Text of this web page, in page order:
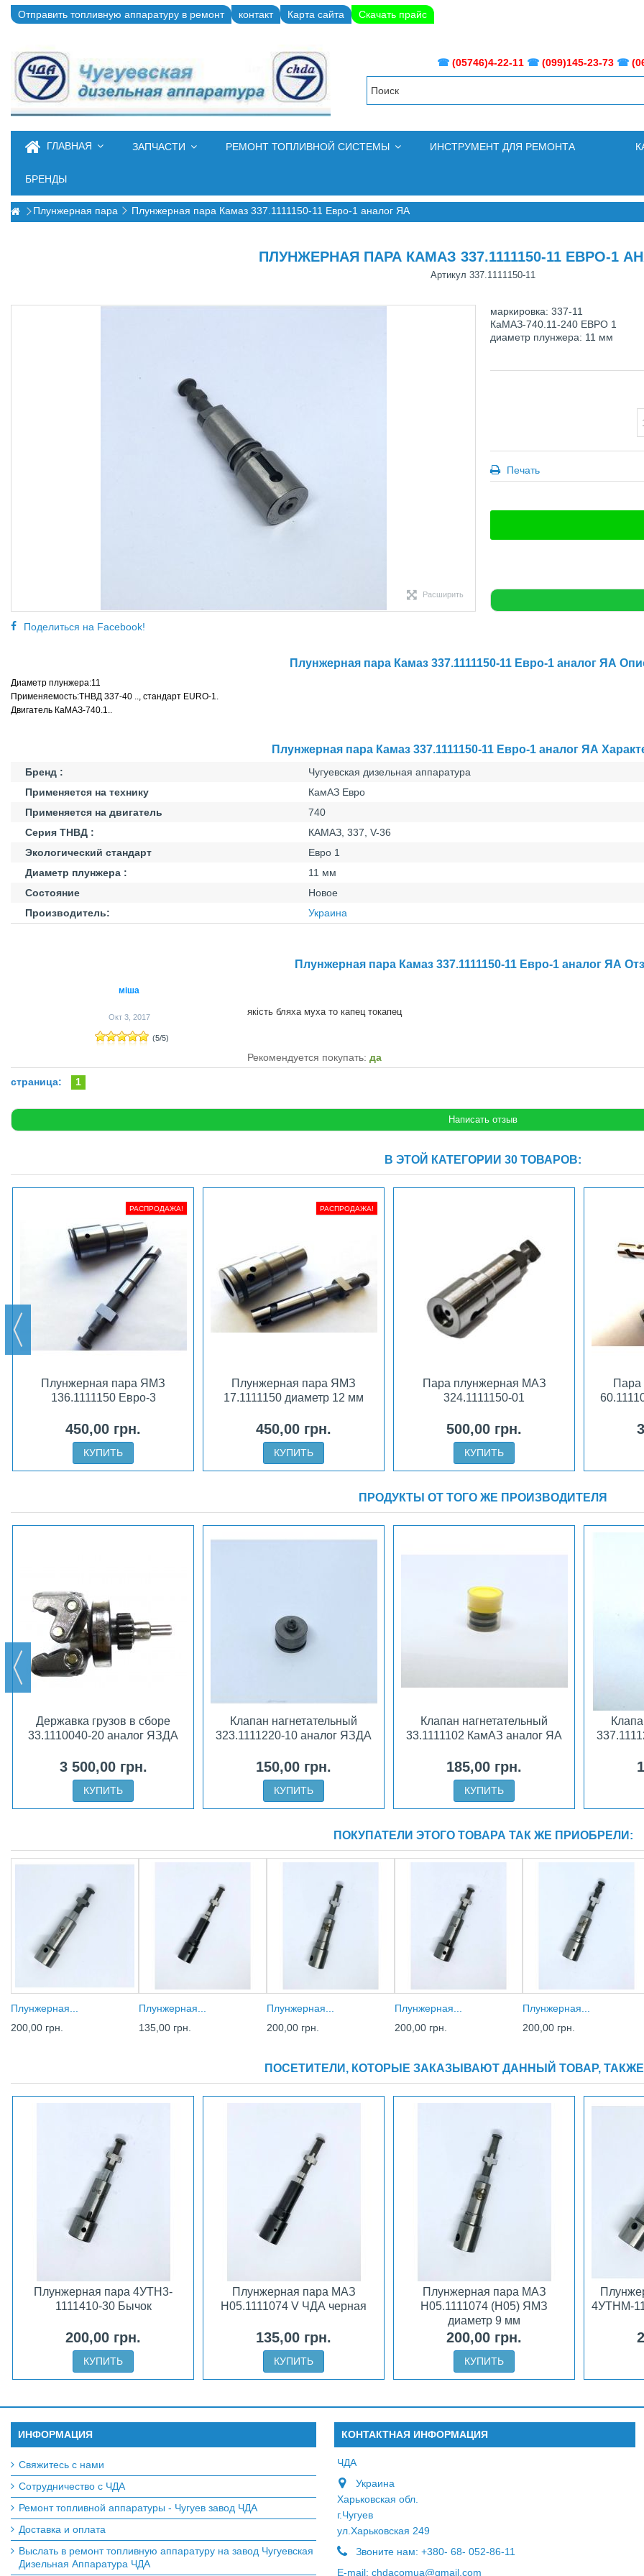
Отправить топливную аппаратуру в ремонт контакт Карта сайта Скачать прайс
☎ (05746)4-22-11 ☎ (099)145-23-73 ☎
ГЛАВНАЯ ЗАПЧАСТИ РЕМОНТ ТОПЛИВНОЙ СИСТЕМЫ ИНСТРУМЕНТ ДЛЯ РЕМОНТА
БРЕНДЫ
Плунжерная пара Плунжерная пара Камаз 337.1111150-11 Евро-1 аналог ЯА
ПЛУНЖЕРНАЯ ПАРА КАМАЗ 337.1111150-11 ЕВРО-1
Артикул 337.1111150-11
Расширить
Поделиться на Facebook!
маркировка: 337-11
КаМАЗ-740.11-240 ЕВРО 1
диаметр плунжера: 11 мм
Печать
Плунжерная пара Камаз 337.1111150-11 Евро-1 аналог ЯА
Диаметр плунжера:11
Применяемость:ТНВД 337-40 .., стандарт EURO-1.
Двигатель КаМАЗ-740.1..
Плунжерная пара Камаз 337.1111150-11 Евро-1 аналог ЯА
Бренд :
Чугуевская дизельная аппаратура
Применяется на технику
КамАЗ Евро
Применяется на двигатель
740
Серия ТНВД :
КАМАЗ, 337, V-36
Экологический стандарт
Евро 1
Диаметр плунжера :
11 мм
Состояние
Новое
Производитель:
Украина
Плунжерная пара Камаз 337.1111150-11 Евро-1 аналог ЯА
міша
Окт 3, 2017
(5/5)
якість бляха муха то капец токапец
Рекомендуется покупать: да
страница: 1
В ЭТОЙ КАТЕГОРИИ 30 ТОВАРОВ:
РАСПРОДАЖА!
Плунжерная пара ЯМЗ
136.1111150 Евро-3
450,00 грн.
КУПИТЬ
РАСПРОДАЖА!
Плунжерная пара ЯМЗ
17.1111150 диаметр 12 мм
450,00 грн.
КУПИТЬ
Пара плунжерная МАЗ
324.1111150-01
500,00 грн.
КУПИТЬ
Пара
ПРОДУКТЫ ОТ ТОГО ЖЕ ПРОИЗВОДИТЕЛЯ
Державка грузов в сборе
33.1110040-20 аналог ЯЗДА
3 500,00 грн.
КУПИТЬ
Клапан нагнетательный
323.1111220-10 аналог ЯЗДА
150,00 грн.
КУПИТЬ
Клапан нагнетательный
33.1111102 КамАЗ аналог ЯА
185,00 грн.
КУПИТЬ
ПОКУПАТЕЛИ ЭТОГО ТОВАРА ТАК ЖЕ ПРИОБРЕЛИ:
Плунжерная...
200,00 грн.
Плунжерная...
135,00 грн.
Плунжерная...
200,00 грн.
Плунжерная...
200,00 грн.
Плунжерная...
200,00 грн.
ПОСЕТИТЕЛИ, КОТОРЫЕ ЗАКАЗЫВАЮТ ДАННЫЙ ТОВАР, ТАКЖЕ
Плунжерная пара 4УТН3-
1111410-30 Бычок
200,00 грн.
КУПИТЬ
Плунжерная пара МАЗ
Н05.1111074 V ЧДА черная
135,00 грн.
КУПИТЬ
Плунжерная пара МАЗ
Н05.1111074 (Н05) ЯМЗ
диаметр 9 мм
200,00 грн.
КУПИТЬ
4УТНМ-
ИНФОРМАЦИЯ
Свяжитесь с нами
Сотрудничество с ЧДА
Ремонт топливной аппаратуры - Чугуев завод ЧДА
Доставка и оплата
Выслать в ремонт топливную аппаратуру на завод Чугуевская
Дизельная Аппаратура ЧДА
КОНТАКТНАЯ ИНФОРМАЦИЯ
ЧДА
Украина
Харьковская обл.
г.Чугуев
ул.Харьковская 249
Звоните нам: +380- 68- 052-86-11
E-mail: chdacomua@gmail.com